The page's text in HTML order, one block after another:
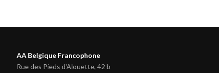
AA Belgique Francophone
Rue des Pieds d'Alouette, 42 b